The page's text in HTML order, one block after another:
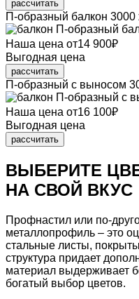
рассчитать
П-образный балкон 3000
Наша цена от14 900₽
Выгодная цена
рассчитать
П-образный с выносом
Наша цена от16 100₽
Выгодная цена
рассчитать
ВЫБЕРИТЕ
НА СВОЙ ВКУС
Профнастил или по-
металлопрофиль – это
стальные листы,
структура придает
материал выдерживает
богатый выбор цветов.